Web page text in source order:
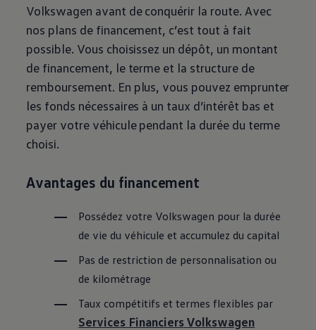
Volkswagen avant de conquérir la route. Avec
nos plans de financement, c’est tout à fait
possible. Vous choisissez un dépôt, un montant
de financement, le terme et la structure de
remboursement. En plus, vous pouvez emprunter
les fonds nécessaires à un taux d’intérêt bas et
payer votre véhicule pendant la durée du terme
choisi.
Avantages du financement
Possédez votre Volkswagen pour la durée
de vie du véhicule et accumulez du capital
Pas de restriction de personnalisation ou
de kilométrage
Taux compétitifs et termes flexibles par
Services Financiers Volkswagen